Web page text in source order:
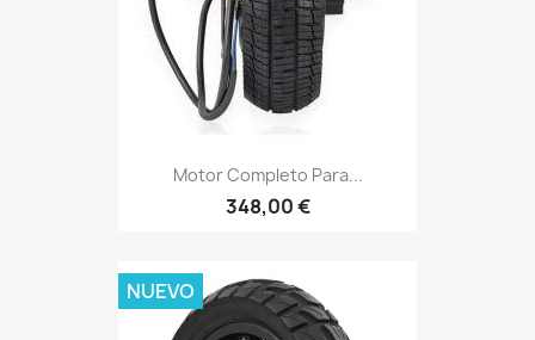
Motor Completo Para...
348,00 €
NUEVO